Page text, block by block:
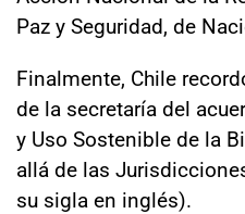
Paz y Seguridad, de
Finalmente, Chile
de la secretaría del
y Uso Sostenible de la
allá de las
su sigla en inglés).